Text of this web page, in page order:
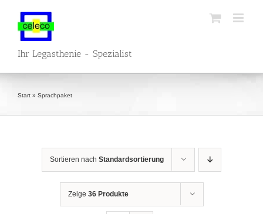
springen
Ihr Legasthenie - Spezialist
Start » Sprachpaket
Sortieren nach Standardsortierung
Zeige 36 Produkte